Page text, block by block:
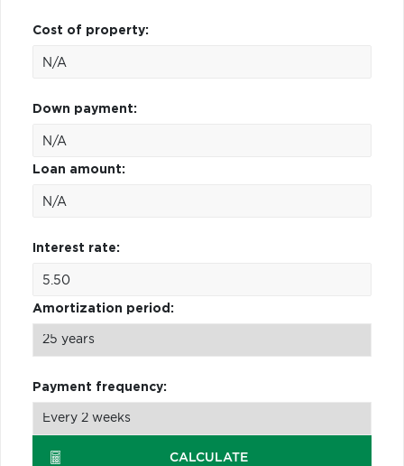
Cost of property:
Down payment:
Loan amount:
Interest rate:
Amortization period:
Payment frequency:
CALCULATE